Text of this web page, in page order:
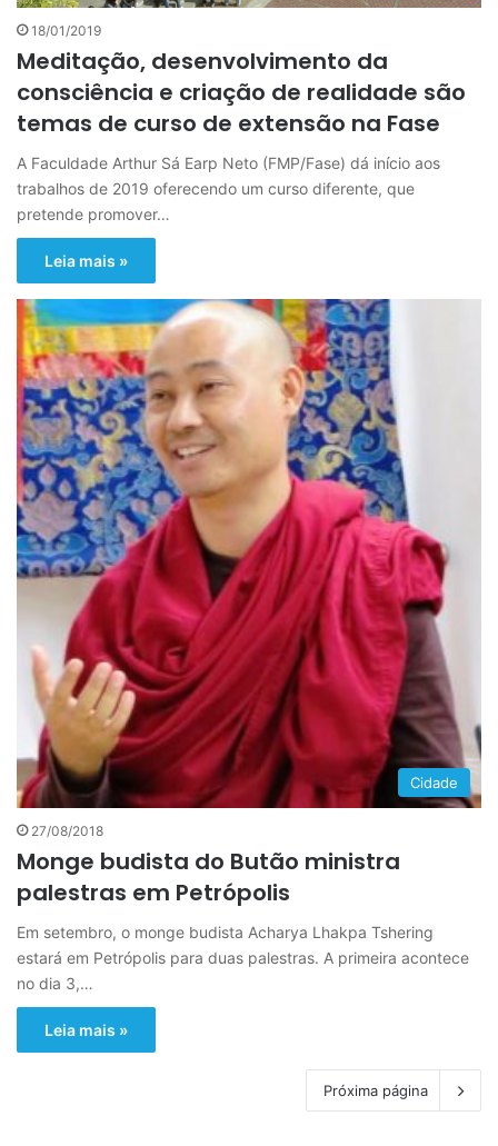
18/01/2019
Meditação, desenvolvimento da
consciência e criação de realidade são
temas de curso de extensão na Fase
A Faculdade Arthur Sá Earp Neto (FMP/Fase) dá início aos
trabalhos de 2019 oferecendo um curso diferente, que
pretende promover…
Leia mais »
Cidade
27/08/2018
Monge budista do Butão ministra
palestras em Petrópolis
Em setembro, o monge budista Acharya Lhakpa Tshering
estará em Petrópolis para duas palestras. A primeira acontece
no dia 3,…
Leia mais »
Próxima página